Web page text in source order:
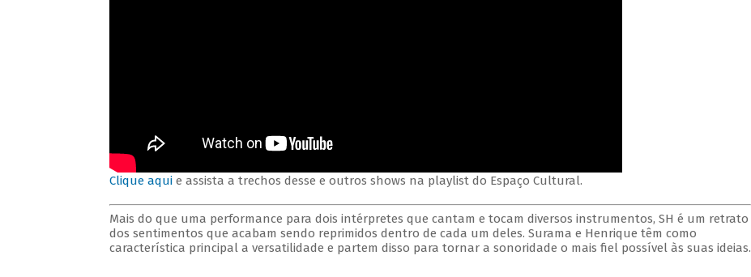
Clique aquie assista a trechos desse e outros shows na playlist do Espaço Cultural.
Mais do que uma performance para dois intérpretes que cantam e tocam diversos instrumentos, SH é um retrato
dos sentimentos que acabam sendo reprimidos dentro de cada um deles. Surama e Henrique têm como
característica principal a versatilidade e partem disso para tornar a sonoridade o mais fiel possível às suas ideias.